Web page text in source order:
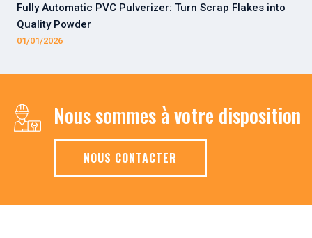
Fully Automatic PVC Pulverizer: Turn Scrap Flakes into
Quality Powder
01/01/2026
Nous sommes à votre disposition
NOUS CONTACTER